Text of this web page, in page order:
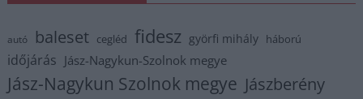
autó baleset cegléd fidesz györfi mihály háború
időjárás Jász-Nagykun-Szolnok megye
Jász-Nagykun Szolnok megye Jászberény